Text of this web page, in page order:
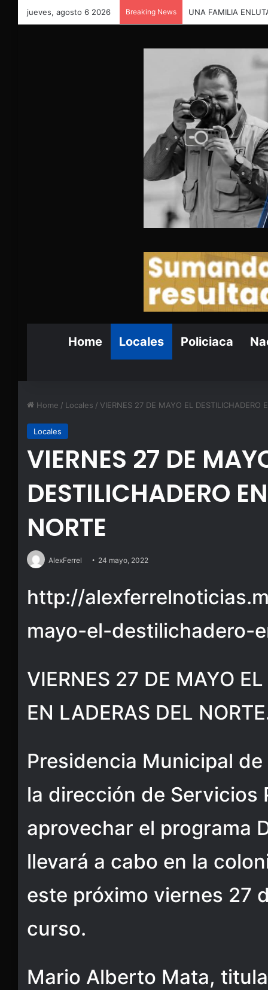
jueves, agosto 6 2026 Breaking News Reconocen
Home Locales Policiaca
Home / Locales / VIERNES 27 DE MAYO EL DESTILICHADERO
Locales
VIERNES 27 DE
DESTILICHADERO
NORTE
AlexFerrel 24 mayo, 2022
http://
mayo-el-destilichadero-
VIERNES 27 DE MAYO
EN LADERAS DEL
Presidencia Municipal
la dirección de Servicios
aprovechar el programa
llevará a cabo en la
este próximo viernes 27
curso.
Mario Alberto Mata,